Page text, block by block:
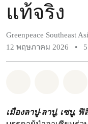
แท้จริง
Greenpeace Southeast
12 พฤษภาคม 2026
•
เมืองลาปู-ลาปู, เซบู,